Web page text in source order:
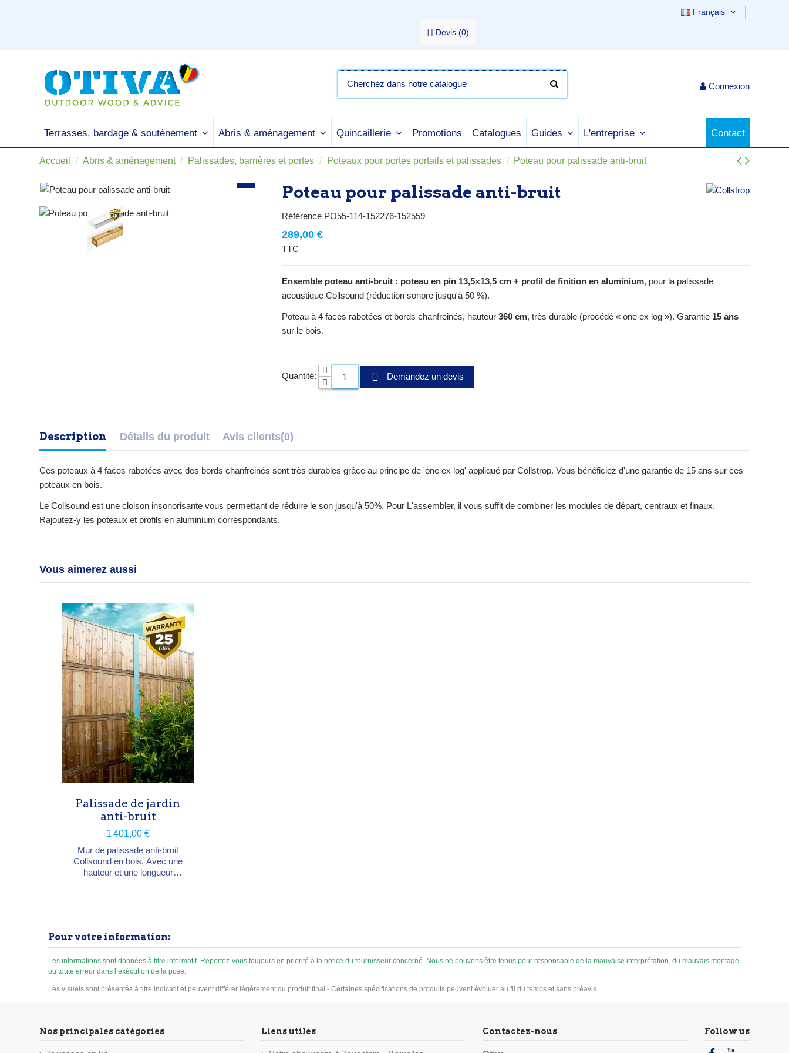
Français
Devis (0)
Connexion
Terrasses, bardage & soutènement Abris & aménagement Quincaillerie Promotions Catalogues Guides L'entreprise Contact
Accueil Abris & aménagement Palissades, barrières et portes Poteaux pour portes portails et palissades Poteau pour palissade anti-bruit
Poteau pour palissade anti-bruit
Référence PO55-114-152276-152559
289,00 €
TTC
Ensemble poteau anti-bruit : poteau en pin 13,5×13,5 cm + profil de finition en aluminium, pour la palissade
acoustique Collsound (réduction sonore jusqu'à 50 %).
Poteau à 4 faces rabotées et bords chanfreinés, hauteur360 cm, très durable (procédé « one ex log »). Garantie 15 ans
sur le bois.
Quantité: Demandez un devis
Description Détails du produit Avis clients(0)
Ces poteaux à 4 faces rabotées avec des bords chanfreinés sont très durables grâce au principe de 'one ex log' appliqué par Collstrop. Vous bénéficiez d'une garantie de 15 ans sur ces
poteaux en bois.
Le Collsound est une cloison insonorisante vous permettant de réduire le son jusqu'à 50%. Pour L'assembler, il vous suffit de combiner les modules de départ, centraux et finaux.
Rajoutez-y les poteaux et profils en aluminium correspondants.
Vous aimerez aussi
Palissade de jardin
anti-bruit
1 401,00 €
Mur de palissade anti-bruit
Collsound en bois. Avec une
hauteur et une longueur
source du bruit. Essence : Sapin
Rouge du Nord autoclave vert
C4 Performance : réduction ≈ 8
dB(A) Épaisseur : 120 mm...
Pour votre information:
Les informations sont données à titre informatif. Reportez-vous toujours en priorité à la notice du fournisseur concerné. Nous ne pouvons être tenus pour responsable de la mauvaise interprétation, du mauvais montage
ou toute erreur dans l’exécution de la pose.
Les visuels sont présentés à titre indicatif et peuvent différer légèrement du produit final - Certaines spécifications de produits peuvent évoluer au fil du temps et sans préavis.
Nos principales catégories Liens utiles Contactez-nous Follow us